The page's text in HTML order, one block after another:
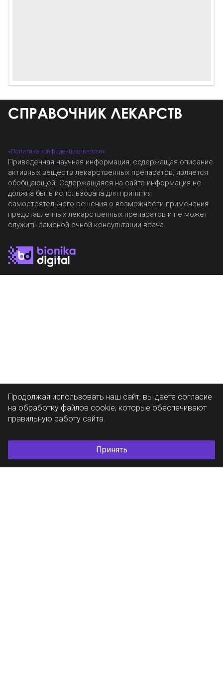
«Политика конфиденциальности»
Приведенная научная информация, содержащая описание
активных веществ лекарственных препаратов, является
обобщающей. Содержащаяся на сайте информация не
должна быть использована для принятия
самостоятельного решения о возможности применения
представленных лекарственных препаратов и не может
служить заменой очной консультации врача.
Продолжая использовать наш сайт, вы даете согласие
на обработку файлов cookie, которые обеспечивают
правильную работу сайта.
Принять